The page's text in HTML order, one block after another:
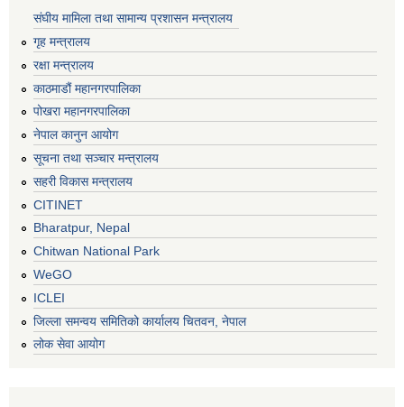
संघीय मामिला तथा सामान्य प्रशासन मन्त्रालय
गृह मन्त्रालय
रक्षा मन्त्रालय
काठमाडौं महानगरपालिका
पोखरा महानगरपालिका
नेपाल कानुन आयोग
सूचना तथा सञ्चार मन्त्रालय
सहरी विकास मन्त्रालय
CITINET
Bharatpur, Nepal
Chitwan National Park
WeGO
ICLEI
जिल्ला समन्वय समितिको कार्यालय चितवन, नेपाल
लोक सेवा आयोग